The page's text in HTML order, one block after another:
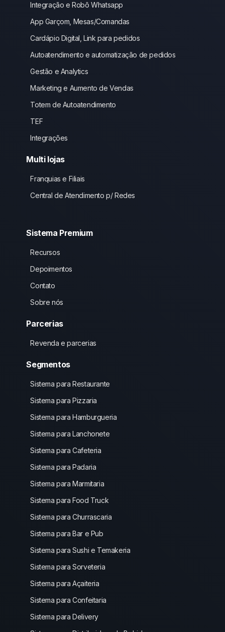
Integração e Robô Whatsapp
App Garçom, Mesas/Comandas
Cardápio Digital, Link para pedidos
Autoatendimento e automatização de pedidos
Gestão e Analytics
Marketing e Aumento de Vendas
Totem de Autoatendimento
TEF
Integrações
Multi lojas
Franquias e Filiais
Central de Atendimento p/ Redes
Sistema Premium
Recursos
Depoimentos
Contato
Sobre nós
Parcerias
Revenda e parcerias
Segmentos
Sistema para Restaurante
Sistema para Pizzaria
Sistema para Hamburgueria
Sistema para Lanchonete
Sistema para Cafeteria
Sistema para Padaria
Sistema para Marmitaria
Sistema para Food Truck
Sistema para Churrascaria
Sistema para Bar e Pub
Sistema para Sushi e Temakeria
Sistema para Sorveteria
Sistema para Açaiteria
Sistema para Confeitaria
Sistema para Delivery